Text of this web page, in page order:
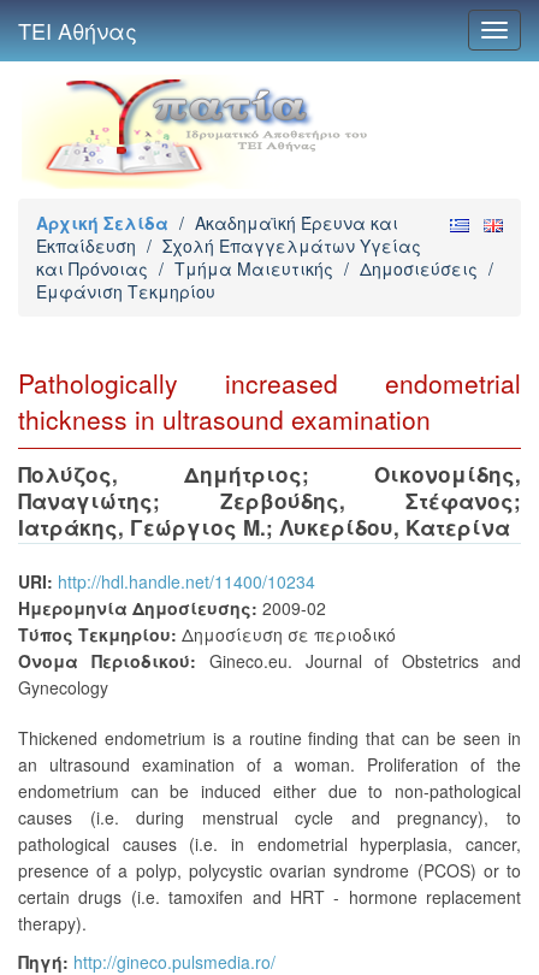
ΤΕΙ Αθήνας
Αρχική Σελίδα / Ακαδημαϊκή Έρευνα και
Εκπαίδευση / Σχολή Επαγγελμάτων Υγείας
και Πρόνοιας / Τμήμα Μαιευτικής / Δημοσιεύσεις /
Εμφάνιση Τεκμηρίου
Pathologically increased endometrial
thickness in ultrasound examination
Πολύζος, Δημήτριος; Οικονομίδης,
Παναγιώτης; Ζερβούδης, Στέφανος;
Ιατράκης, Γεώργιος Μ.; Λυκερίδου, Κατερίνα
URI: http://hdl.handle.net/11400/10234
Ημερομηνία Δημοσίευσης: 2009-02
Τύπος Τεκμηρίου: Δημοσίευση σε περιοδικό
Όνομα Περιοδικού: Gineco.eu. Journal of Obstetrics and
Gynecology
Thickened endometrium is a routine finding that can be seen in
an ultrasound examination of a woman. Proliferation of the
endometrium can be induced either due to non-pathological
causes (i.e. during menstrual cycle and pregnancy), to
pathological causes (i.e. in endometrial hyperplasia, cancer,
presence of a polyp, polycystic ovarian syndrome (PCOS) or to
certain drugs (i.e. tamoxifen and HRT - hormone replacement
therapy).
Πηγή: http://gineco.pulsmedia.ro/